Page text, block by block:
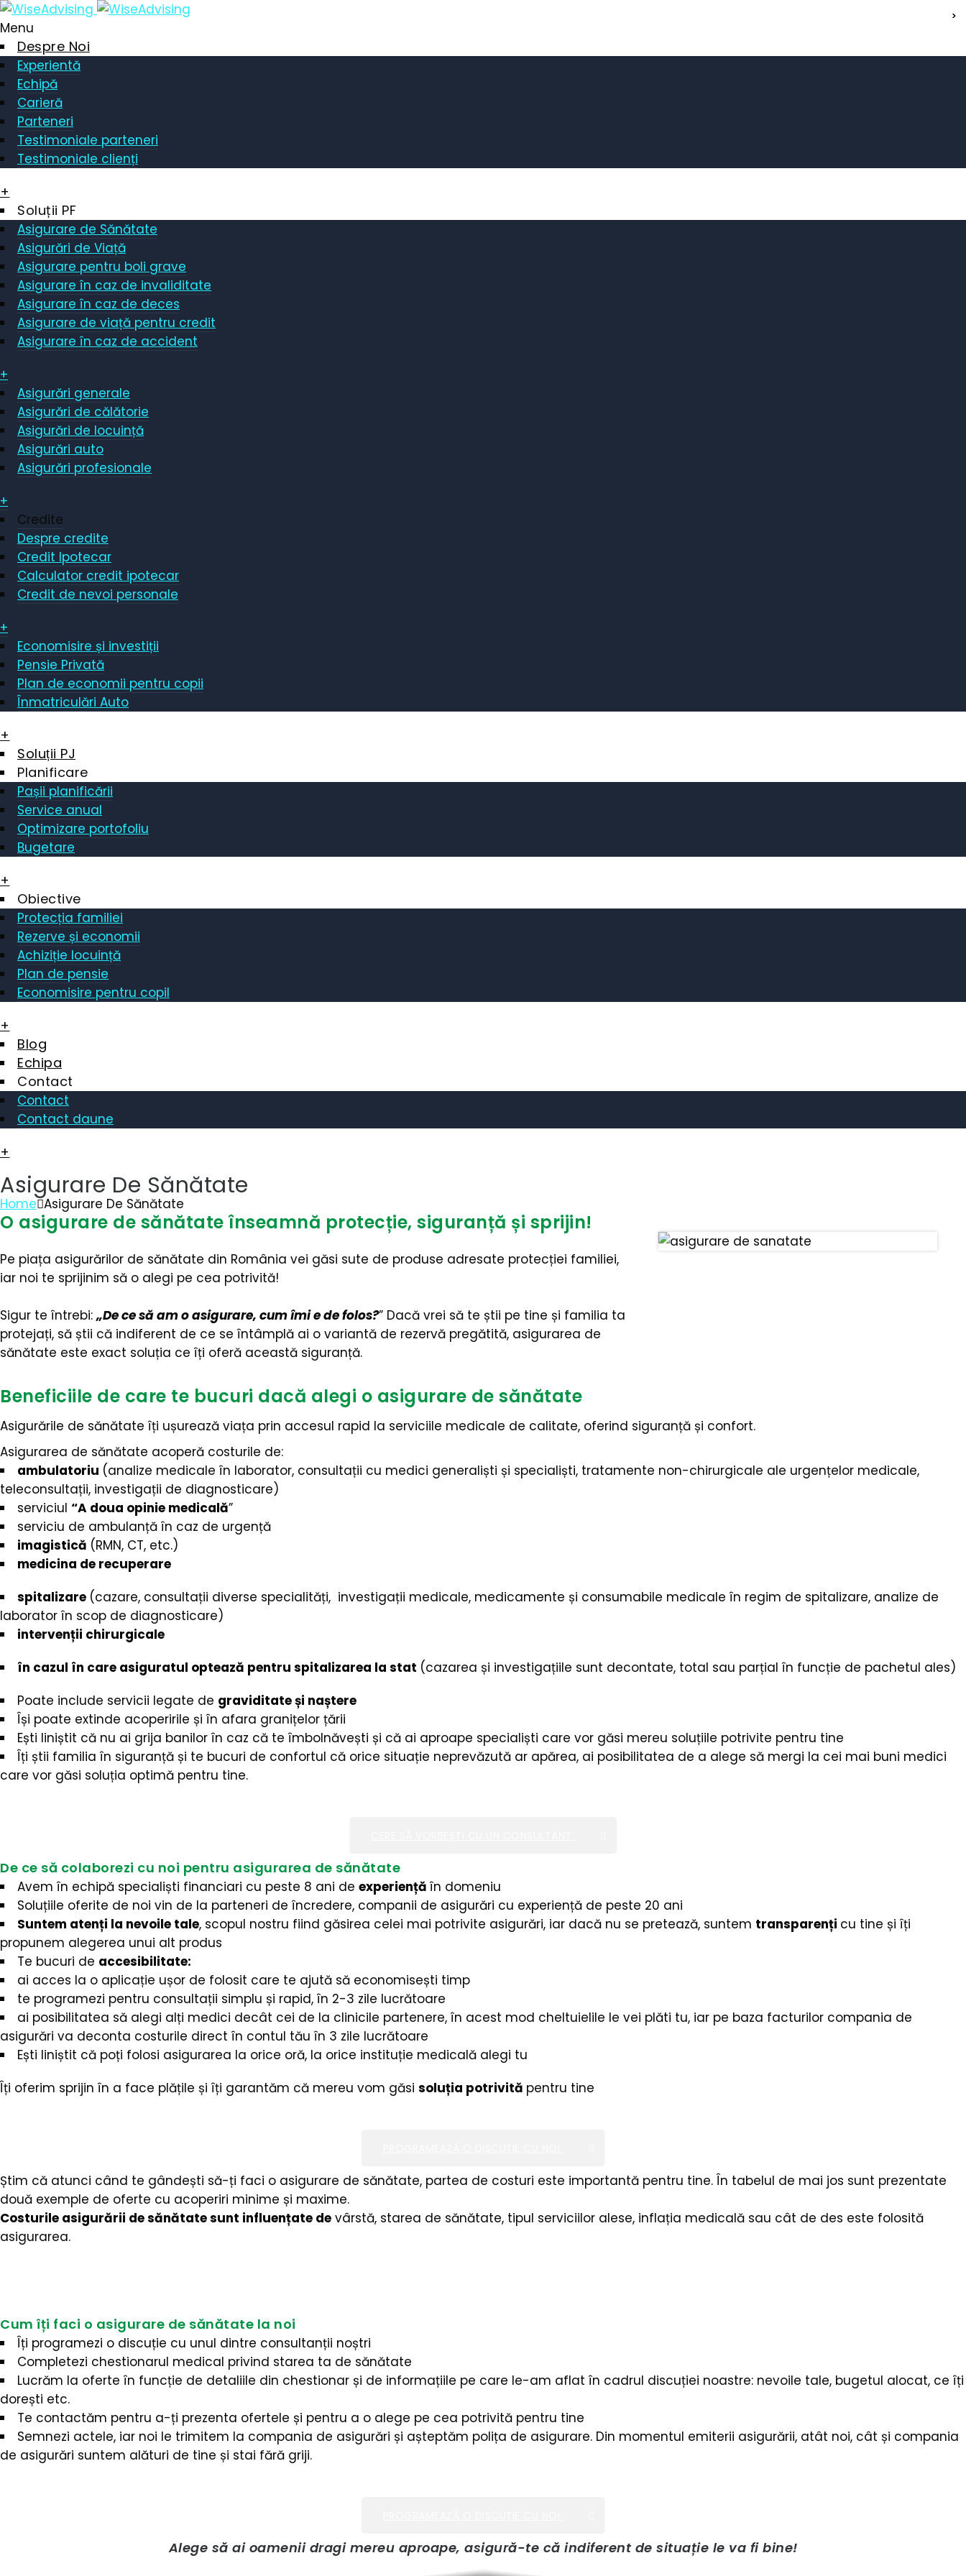
Menu
Despre Noi
Experientă
Echipă
Carieră
Parteneri
Testimoniale parteneri
Testimoniale clienți
+
Soluții PF
Asigurare de Sănătate
Asigurări de Viață
Asigurare pentru boli grave
Asigurare în caz de invaliditate
Asigurare în caz de deces
Asigurare de viață pentru credit
Asigurare în caz de accident
+
Asigurări generale
Asigurări de călătorie
Asigurări de locuință
Asigurări auto
Asigurări profesionale
+
Credite
Despre credite
Credit Ipotecar
Calculator credit ipotecar
Credit de nevoi personale
+
Economisire și investiții
Pensie Privată
Plan de economii pentru copii
Înmatriculări Auto
+
Soluții PJ
Planificare
Pașii planificării
Service anual
Optimizare portofoliu
Bugetare
+
Obiective
Protecția familiei
Rezerve și economii
Achiziție locuință
Plan de pensie
Economisire pentru copil
+
Blog
Echipa
Contact
Contact
Contact daune
+
Asigurare De Sănătate
Home Asigurare De Sănătate
O asigurare de sănătate înseamnă protecție, siguranță și sprijin!
Pe piața asigurărilor de sănătate din România vei găsi sute de produse adresate protecției familiei,
iar noi te sprijinim să o alegi pe cea potrivită!
Sigur te întrebi:„De ce să am o asigurare, cum îmi e de folos?” Dacă vrei să te știi pe tine și familia ta
protejați, să știi că indiferent de ce se întâmplă ai o variantă de rezervă pregătită, asigurarea de
sănătate este exact soluția ce îți oferă această siguranță.
Beneficiile de care te bucuri dacă alegi o asigurare de sănătate
Asigurările de sănătate îți ușurează viața prin accesul rapid la serviciile medicale de calitate, oferind siguranță și confort.
Asigurarea de sănătate acoperă costurile de:
ambulatoriu (analize medicale în laborator, consultații cu medici generaliști și specialiști, tratamente non-chirurgicale ale urgențelor medicale,
teleconsultații, investigații de diagnosticare)
serviciul “A doua opinie medicală”
serviciu de ambulanță în caz de urgență
imagistică (RMN, CT, etc.)
medicina de recuperare
spitalizare (cazare, consultații diverse specialități, investigații medicale, medicamente și consumabile medicale în regim de spitalizare, analize de
laborator în scop de diagnosticare)
intervenții chirurgicale
în cazul în care asiguratul optează pentru spitalizarea la stat (cazarea și investigațiile sunt decontate, total sau parțial în funcție de pachetul ales)
Poate include servicii legate de graviditate și naștere
Își poate extinde acoperirile și în afara granițelor țării
Ești liniștit că nu ai grija banilor în caz că te îmbolnăvești și că ai aproape specialiști care vor găsi mereu soluțiile potrivite pentru tine
Îți știi familia în siguranță și te bucuri de confortul că orice situație neprevăzută ar apărea, ai posibilitatea de a alege să mergi la cei mai buni medici
care vor găsi soluția optimă pentru tine.
De ce să colaborezi cu noi pentru asigurarea de sănătate
Avem în echipă specialiști financiari cu peste 8 ani de experiență în domeniu
Soluțiile oferite de noi vin de la parteneri de încredere, companii de asigurări cu experiență de peste 20 ani
Suntem atenți la nevoile tale, scopul nostru fiind găsirea celei mai potrivite asigurări, iar dacă nu se pretează, suntem transparenți cu tine și îți
propunem alegerea unui alt produs
Te bucuri de accesibilitate:
ai acces la o aplicație ușor de folosit care te ajută să economisești timp
te programezi pentru consultații simplu și rapid, în 2-3 zile lucrătoare
ai posibilitatea să alegi alți medici decât cei de la clinicile partenere, în acest mod cheltuielile le vei plăti tu, iar pe baza facturilor compania de
asigurări va deconta costurile direct în contul tău în 3 zile lucrătoare
Ești liniștit că poți folosi asigurarea la orice oră, la orice instituție medicală alegi tu
Îți oferim sprijin în a face plățile și îți garantăm că mereu vom găsi soluția potrivită pentru tine
Știm că atunci când te gândești să-ți faci o asigurare de sănătate, partea de costuri este importantă pentru tine. În tabelul de mai jos sunt prezentate
două exemple de oferte cu acoperiri minime și maxime.
Costurile asigurării de sănătate sunt influențate de vârstă, starea de sănătate, tipul serviciilor alese, inflația medicală sau cât de des este folosită
asigurarea.
Cum îți faci o asigurare de sănătate la noi
Îți programezi o discuție cu unul dintre consultanții noștri
Completezi chestionarul medical privind starea ta de sănătate
Lucrăm la oferte în funcție de detaliile din chestionar și de informațiile pe care le-am aflat în cadrul discuției noastre: nevoile tale, bugetul alocat, ce îți
dorești etc.
Te contactăm pentru a-ți prezenta ofertele și pentru a o alege pe cea potrivită pentru tine
Semnezi actele, iar noi le trimitem la compania de asigurări și așteptăm polița de asigurare. Din momentul emiterii asigurării, atât noi, cât și compania
de asigurări suntem alături de tine și stai fără griji.
Alege să ai oamenii dragi mereu aproape, asigură-te că indiferent de situație le va fi bine!